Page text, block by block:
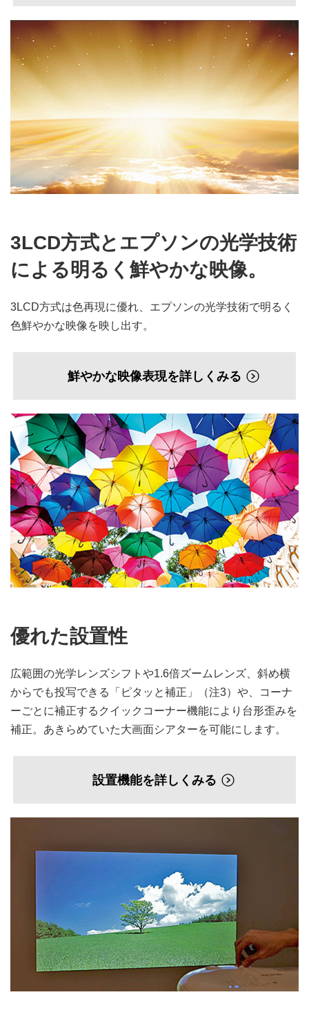
3LCD方式とエプソンの光学技術
による明るく鮮やかな映像。
3LCD方式は色再現に優れ、エプソンの光学技術で明るく
色鮮やかな映像を映し出す。
鮮やかな映像表現を詳しくみる
優れた設置性
広範囲の光学レンズシフトや1.6倍ズームレンズ、斜め横
からでも投写できる「ピタッと補正」（注3）や、コーナ
ーごとに補正するクイックコーナー機能により台形歪みを
補正。あきらめていた大画面シアターを可能にします。
設置機能を詳しくみる